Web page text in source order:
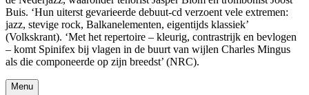
Buis. ‘Hun uiterst gevarieerde debuut-cd verzoent vele extremen:
jazz, stevige rock, Balkanelementen, eigentijds klassiek’
(Volkskrant). ‘Met het repertoire – kleurig, contrastrijk en bevlogen
– komt Spinifex bij vlagen in de buurt van wijlen Charles Mingus
als die componeerde op zijn breedst’ (NRC).
Menu